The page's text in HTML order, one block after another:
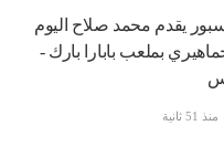
يقدم محمد صلاح اليوم
بملعب بابارا بارك -
منذ 51 ثانية